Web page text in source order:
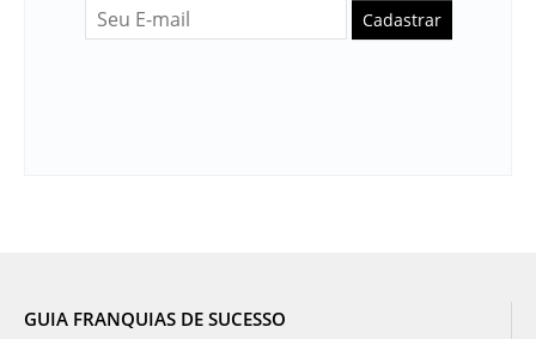
Cadastrar
GUIA FRANQUIAS DE SUCESSO